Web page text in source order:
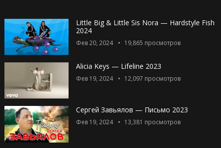
Little Big & Little Sis Nora — Hardstyle Fish
2024
Фев 20, 2024 19,865 просмотров
Alicia Keys — Lifeline 2023
Фев 19, 2024 12,097 просмотров
Сергей Завьялов — Письмо 2023
Фев 19, 2024 13,381 просмотров